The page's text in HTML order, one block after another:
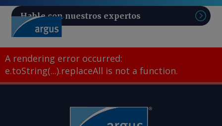
Hable con nuestros expertos
A rendering error occurred:
e.toString(...).replaceAll is not a function.